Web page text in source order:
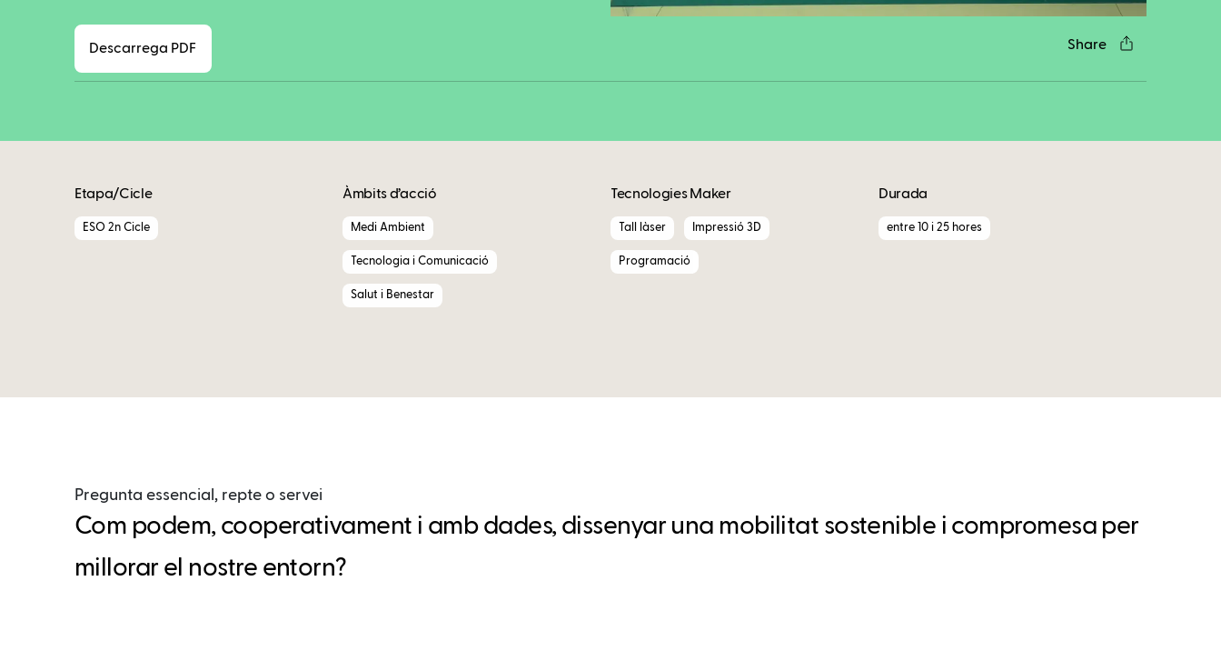
Descarrega PDF Share
Etapa/Cicle
ESO 2n Cicle
Àmbits d’acció
Medi Ambient
Tecnologia i Comunicació
Salut i Benestar
Tecnologies Maker
Tall làser Impressió 3D
Programació
Durada
entre 10 i 25 hores
Pregunta essencial, repte o servei
Com podem, cooperativament i amb dades, dissenyar una mobilitat sostenible i compromesa per
millorar el nostre entorn?